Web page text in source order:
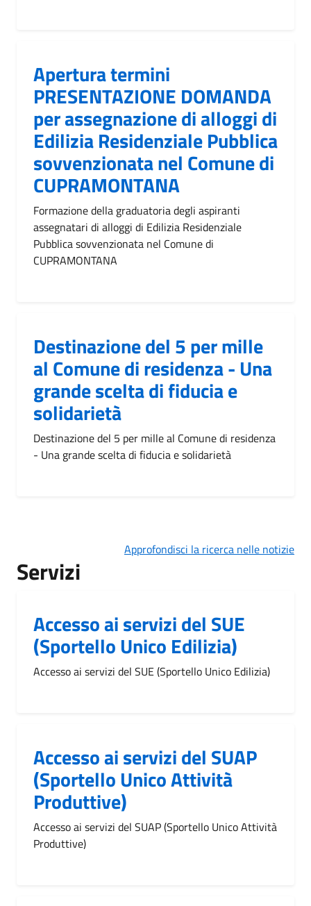
Apertura termini
PRESENTAZIONE DOMANDA
per assegnazione di alloggi di
Edilizia Residenziale Pubblica
sovvenzionata nel Comune di
CUPRAMONTANA
Formazione della graduatoria degli aspiranti
assegnatari di alloggi di Edilizia Residenziale
Pubblica sovvenzionata nel Comune di
CUPRAMONTANA
Destinazione del 5 per mille
al Comune di residenza - Una
grande scelta di fiducia e
solidarietà
Destinazione del 5 per mille al Comune di residenza
- Una grande scelta di fiducia e solidarietà
Approfondisci la ricerca nelle notizie
Servizi
Accesso ai servizi del SUE
(Sportello Unico Edilizia)
Accesso ai servizi del SUE (Sportello Unico Edilizia)
Accesso ai servizi del SUAP
(Sportello Unico Attività
Produttive)
Accesso ai servizi del SUAP (Sportello Unico Attività
Produttive)